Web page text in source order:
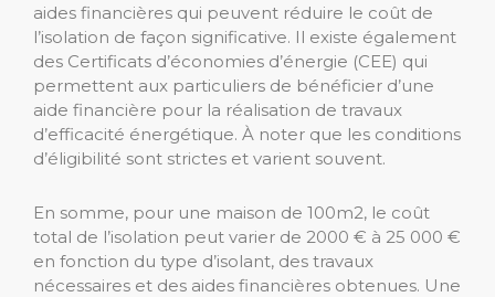
aides financières qui peuvent réduire le coût de
l’isolation de façon significative. Il existe également
des Certificats d’économies d’énergie (CEE) qui
permettent aux particuliers de bénéficier d’une
aide financière pour la réalisation de travaux
d’efficacité énergétique. À noter que les conditions
d’éligibilité sont strictes et varient souvent.
En somme, pour une maison de 100m2, le coût
total de l’isolation peut varier de 2000 € à 25 000 €
en fonction du type d’isolant, des travaux
nécessaires et des aides financières obtenues. Une